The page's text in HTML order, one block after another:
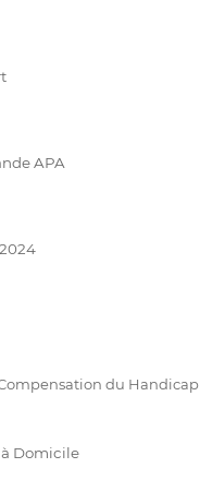
APA
du Handicap
Domicile